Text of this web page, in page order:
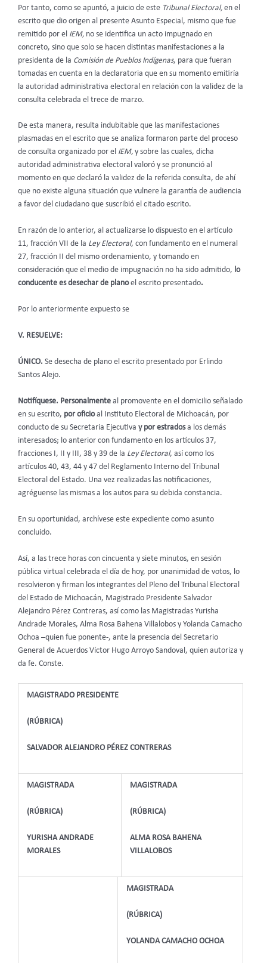
Por tanto, como se apuntó, a juicio de este Tribunal Electoral, en el
escrito que dio origen al presente Asunto Especial, mismo que fue
remitido por el IEM, no se identifica un acto impugnado en
concreto, sino que solo se hacen distintas manifestaciones a la
presidenta de la Comisión de Pueblos Indígenas, para que fueran
tomadas en cuenta en la declaratoria que en su momento emitiría
la autoridad administrativa electoral en relación con la validez de la
consulta celebrada el trece de marzo.
De esta manera, resulta indubitable que las manifestaciones
plasmadas en el escrito que se analiza formaron parte del proceso
de consulta organizado por el IEM, y sobre las cuales, dicha
autoridad administrativa electoral valoró y se pronunció al
momento en que declaró la validez de la referida consulta, de ahí
que no existe alguna situación que vulnere la garantía de audiencia
a favor del ciudadano que suscribió el citado escrito.
En razón de lo anterior, al actualizarse lo dispuesto en el artículo
11, fracción VII de la Ley Electoral, con fundamento en el numeral
27, fracción II del mismo ordenamiento, y tomando en
consideración que el medio de impugnación no ha sido admitido, lo
conducente es desechar de planoel escrito presentado.
Por lo anteriormente expuesto se
V. RESUELVE:
ÚNICO. Se desecha de plano el escrito presentado por Erlindo
Santos Alejo.
Notifíquese. Personalmente al promovente en el domicilio señalado
en su escrito, por oficioal Instituto Electoral de Michoacán, por
conducto de su Secretaria Ejecutiva y por estradosa los demás
interesados; lo anterior con fundamento en los artículos 37,
fracciones I, II y III, 38 y 39 de la Ley Electoral, así como los
artículos 40, 43, 44 y 47 del Reglamento Interno del Tribunal
Electoral del Estado. Una vez realizadas las notificaciones,
agréguense las mismas a los autos para su debida constancia.
En su oportunidad, archívese este expediente como asunto
concluido.
Así, a las trece horas con cincuenta y siete minutos, en sesión
pública virtual celebrada el día de hoy, por unanimidad de votos, lo
resolvieron y firman los integrantes del Pleno del Tribunal Electoral
del Estado de Michoacán, Magistrado Presidente Salvador
Alejandro Pérez Contreras, así como las Magistradas Yurisha
Andrade Morales, Alma Rosa Bahena Villalobos y Yolanda Camacho
Ochoa –quien fue ponente-, ante la presencia del Secretario
General de Acuerdos Víctor Hugo Arroyo Sandoval, quien autoriza y
da fe. Conste.
MAGISTRADO PRESIDENTE
(RÚBRICA)
SALVADOR ALEJANDRO PÉREZ CONTRERAS
MAGISTRADA
(RÚBRICA)
YURISHA ANDRADE
MORALES
MAGISTRADA
(RÚBRICA)
ALMA ROSA BAHENA
VILLALOBOS
MAGISTRADA
(RÚBRICA)
YOLANDA CAMACHO OCHOA